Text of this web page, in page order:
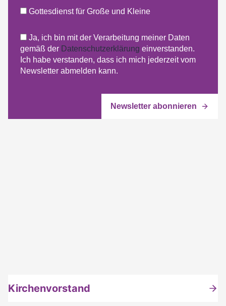
Gottesdienst für Große und Kleine
Ja, ich bin mit der Verarbeitung meiner Daten
gemäß der Datenschutzerklärung einverstanden.
Ich habe verstanden, dass ich mich jederzeit vom
Newsletter abmelden kann.
Kirchenvorstand